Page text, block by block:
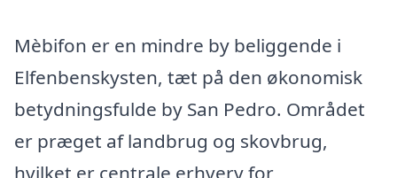
Mèbifon er en mindre by beliggende i
Elfenbenskysten, tæt på den økonomisk
betydningsfulde by San Pedro. Området
er præget af landbrug og skovbrug,
hvilket er centrale erhverv for